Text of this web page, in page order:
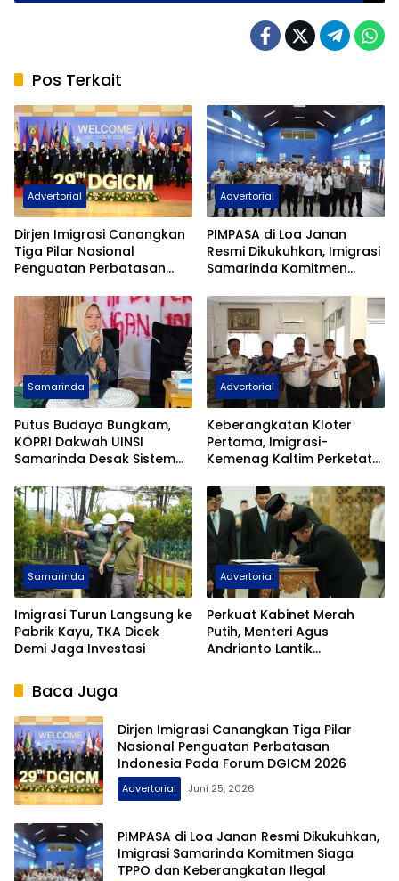
Pos Terkait
Advertorial
Dirjen Imigrasi Canangkan
Tiga Pilar Nasional
Penguatan Perbatasan
DGICM 2026
Advertorial
PIMPASA di Loa Janan
Resmi Dikukuhkan, Imigrasi
Samarinda Komitmen
Keberangkatan Ilegal
Samarinda
Putus Budaya Bungkam,
KOPRI Dakwah UINSI
Samarinda Desak Sistem
Diperkuat
Advertorial
Keberangkatan Kloter
Pertama, Imigrasi-
Kemenag Kaltim Perketat
Samarinda
Imigrasi Turun Langsung ke
Pabrik Kayu, TKA Dicek
Demi Jaga Investasi
Advertorial
Perkuat Kabinet Merah
Putih, Menteri Agus
Andrianto Lantik
Baca Juga
Dirjen Imigrasi Canangkan Tiga Pilar
Nasional Penguatan Perbatasan
Indonesia Pada Forum DGICM 2026
Advertorial Juni 25, 2026
PIMPASA di Loa Janan Resmi Dikukuhkan,
Imigrasi Samarinda Komitmen Siaga
TPPO dan Keberangkatan Ilegal